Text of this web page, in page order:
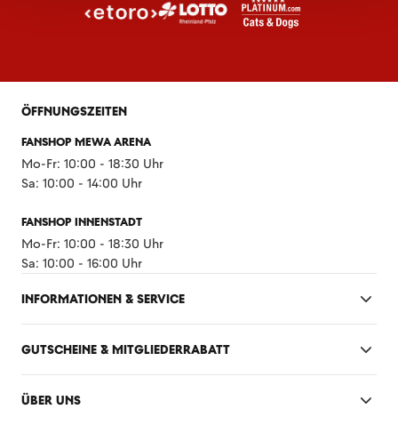
ÖFFNUNGSZEITEN
FANSHOP MEWA ARENA
Mo-Fr: 10:00 - 18:30 Uhr
Sa: 10:00 - 14:00 Uhr
FANSHOP INNENSTADT
Mo-Fr: 10:00 - 18:30 Uhr
Sa: 10:00 - 16:00 Uhr
INFORMATIONEN & SERVICE
GUTSCHEINE & MITGLIEDERRABATT
ÜBER UNS